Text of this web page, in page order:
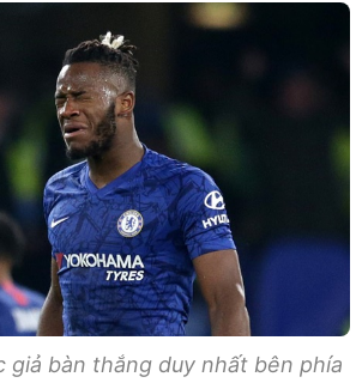
giả bàn thắng duy nhất bên phía